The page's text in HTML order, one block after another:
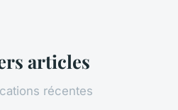
articles
récentes